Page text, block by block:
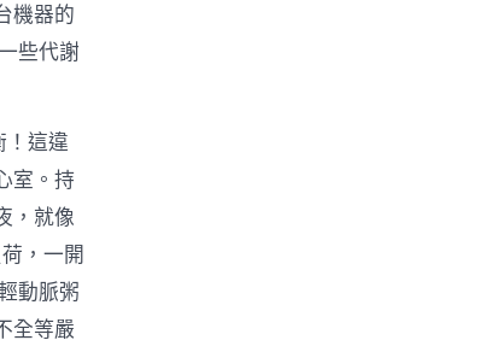
機器的
些代謝
！這違
室。持
，就像
，一開
動脈粥
全等嚴